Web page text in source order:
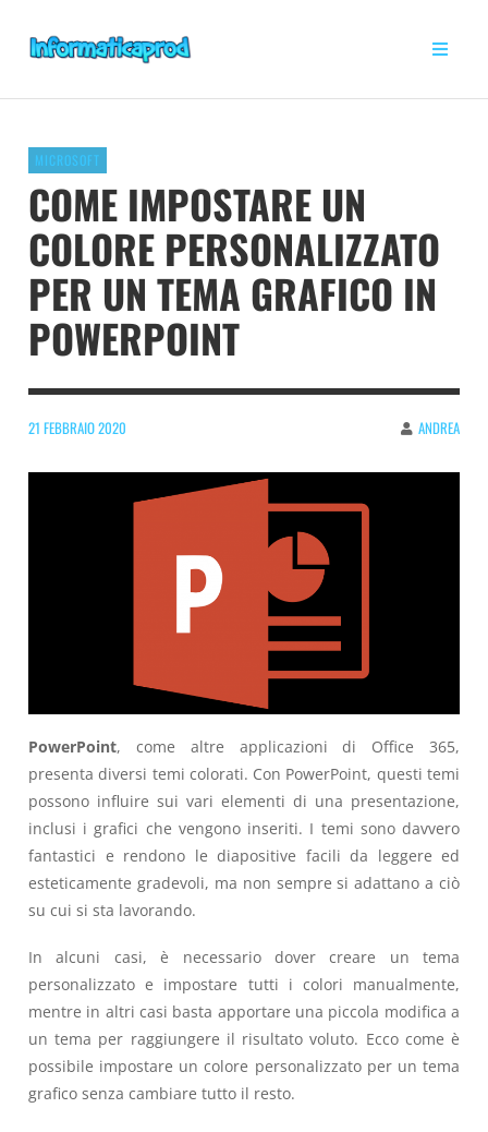
MICROSOFT
COME IMPOSTARE UN
COLORE PERSONALIZZATO
PER UN TEMA GRAFICO IN
POWERPOINT
21 FEBBRAIO 2020 ANDREA
PowerPoint, come altre applicazioni di Office 365,
presenta diversi temi colorati. Con PowerPoint, questi temi
possono influire sui vari elementi di una presentazione,
inclusi i grafici che vengono inseriti. I temi sono davvero
fantastici e rendono le diapositive facili da leggere ed
esteticamente gradevoli, ma non sempre si adattano a ciò
su cui si sta lavorando.
In alcuni casi, è necessario dover creare un tema
personalizzato e impostare tutti i colori manualmente,
mentre in altri casi basta apportare una piccola modifica a
un tema per raggiungere il risultato voluto. Ecco come è
possibile impostare un colore personalizzato per un tema
grafico senza cambiare tutto il resto.